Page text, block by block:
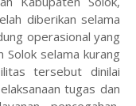
diberikan selama
operasional yang
Solok selama kurang
tersebut dinilai
tugas dan